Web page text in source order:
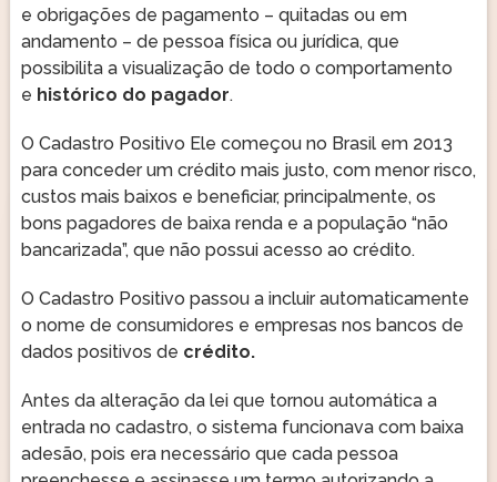
e obrigações de pagamento – quitadas ou em
andamento – de pessoa física ou jurídica, que
possibilita a visualização de todo o comportamento
e histórico do pagador.
O Cadastro Positivo Ele começou no Brasil em 2013
para conceder um crédito mais justo, com menor risco,
custos mais baixos e beneficiar, principalmente, os
bons pagadores de baixa renda e a população “não
bancarizada”, que não possui acesso ao crédito.
O Cadastro Positivo passou a incluir automaticamente
o nome de consumidores e empresas nos bancos de
dados positivos de crédito.
Antes da alteração da lei que tornou automática a
entrada no cadastro, o sistema funcionava com baixa
adesão, pois era necessário que cada pessoa